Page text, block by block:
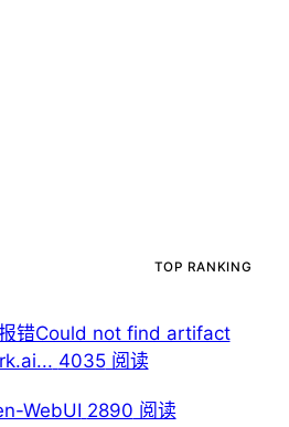
TOP RANKING
错Could not find artifact
4035阅读
WebUI 2890 阅读